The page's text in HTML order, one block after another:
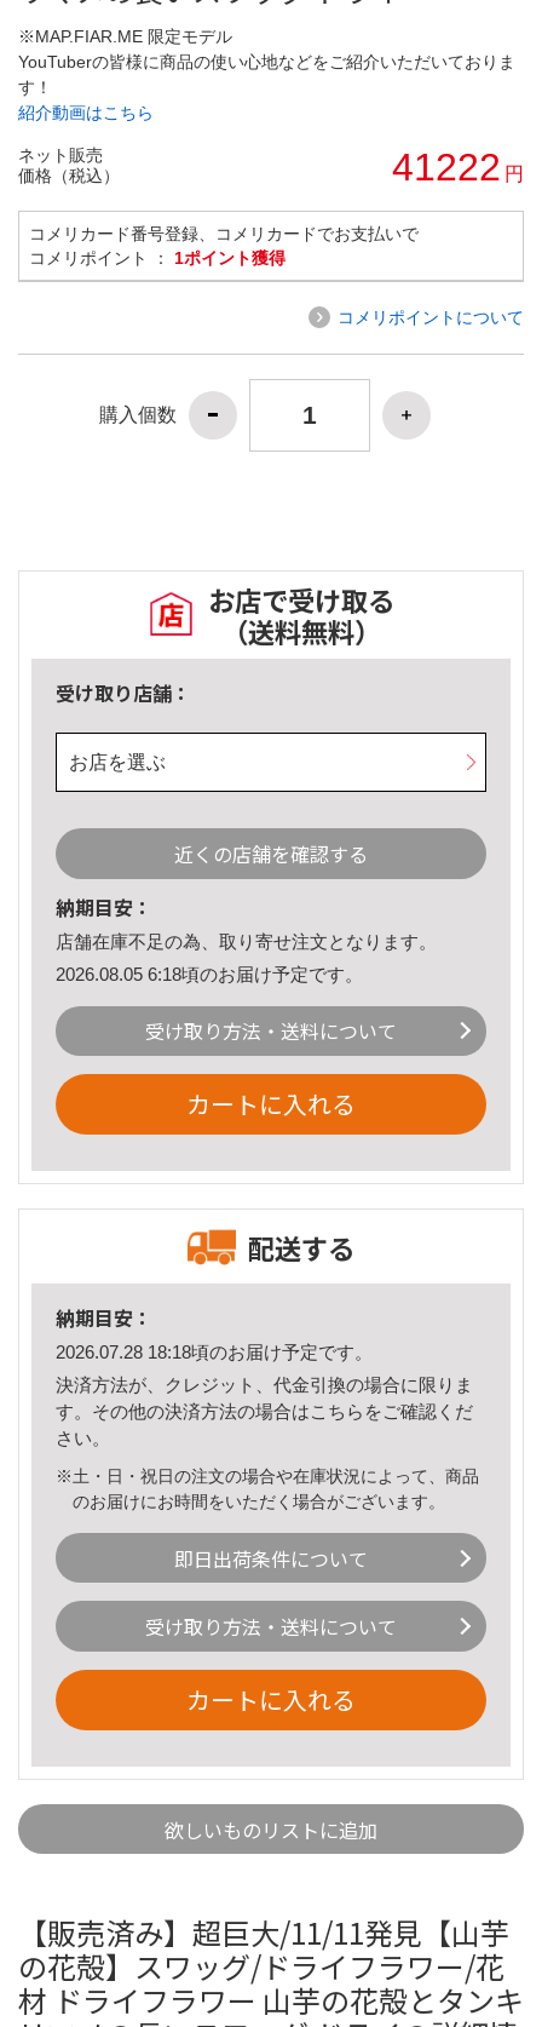
※MAP.FIAR.ME 限定モデル
YouTuberの皆様に商品の使い心地などをご紹介いただいておりま
す！
紹介動画はこちら
ネット販売
価格（税込）
41222 円
コメリカード番号登録、コメリカードでお支払いで
コメリポイント ： 1ポイント獲得
コメリポイントについて
購入個数
お店で受け取る
（送料無料）
受け取り店舗：
お店を選ぶ
近くの店舗を確認する
納期目安：
店舗在庫不足の為、取り寄せ注文となります。
2026.08.05 6:18頃のお届け予定です。
受け取り方法・送料について
カートに入れる
配送する
納期目安：
2026.07.28 18:18頃のお届け予定です。
決済方法が、クレジット、代金引換の場合に限りま
す。その他の決済方法の場合はこちら をご確認くだ
さい。
※土・日・祝日の注文の場合や在庫状況によって、商品
のお届けにお時間をいただく場合がございます。
即日出荷条件について
受け取り方法・送料について
カートに入れる
欲しいものリストに追加
【販売済み】超巨大/11/11発見【山芋
の花殻】スワッグ/ドライフラワー/花
材 ドライフラワー 山芋の花殻とタンキ